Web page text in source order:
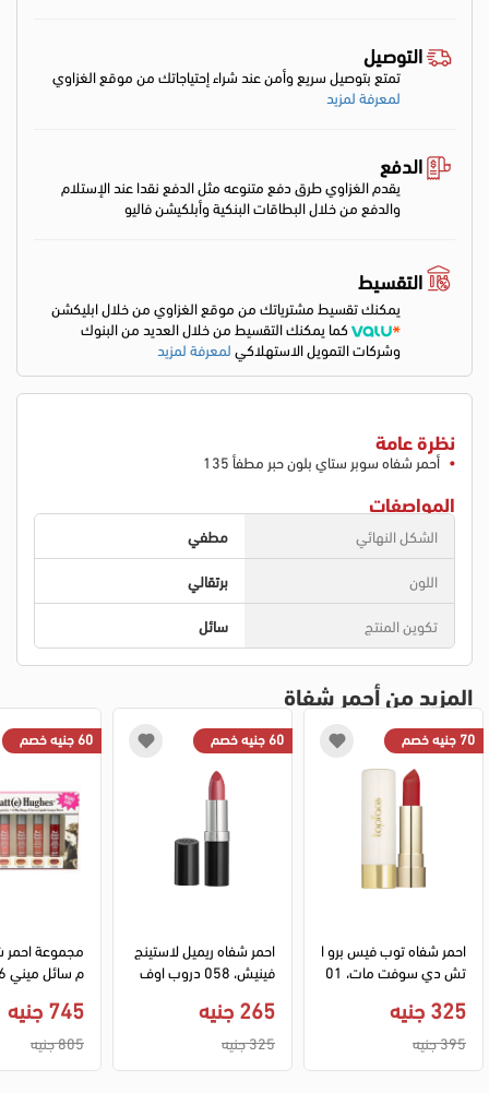
التوصيل
تمتع بتوصيل سريع وأمن عند شراء إحتياجاتك من موقع الغزاوي
لمعرفة لمزيد
الدفع
يقدم الغزاوي طرق دفع متنوعه مثل الدفع نقدا عند الإستلام
والدفع من خلال البطاقات البنكية وأبلكيشن فاليو
التقسيط
يمكنك تقسيط مشترياتك من موقع الغزاوي من خلال ابليكشن
كما يمكنك التقسيط من خلال العديد من البنوك
وشركات التمويل الاستهلاكيلمعرفة لمزيد
نظرة عامة
أحمر شفاه سوبر ستاي بلون حبر مطفأ 135
المواصفات
الشكل النهائي
مطفي
اللون
برتقالي
تكوين المنتج
سائل
المزيد من أحمر شفاة
70 جنيه خصم
احمر شفاه توب فيس برو ا
تش دي سوفت مات، 01
325 جنيه
395 جنيه
60 جنيه خصم
265 جنيه
325 جنيه
60 جنيه خصم
مجموعة احمر
م سائل ميني 6 الوان، 13
745 جنيه
805 جنيه